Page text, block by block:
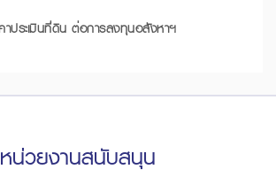
3 ข้อดีของการรู้ราคาประเมินที่ดิน ต่อการลงทุนอสังหาฯ
หน่วยงานสนับสนุน